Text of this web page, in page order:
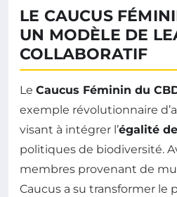
LE CAUCUS
UN MODÈLE DE
COLLABORATIF
Le Caucus Féminin du
exemple révolutionnaire
visant à intégrer l’égalité
politiques de biodiversité.
membres provenant de
Caucus a su transformer le